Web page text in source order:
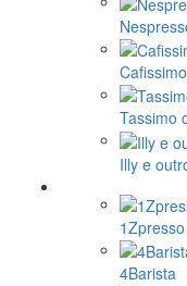
Tassimo
Illy e
1Zpresso
4Barista